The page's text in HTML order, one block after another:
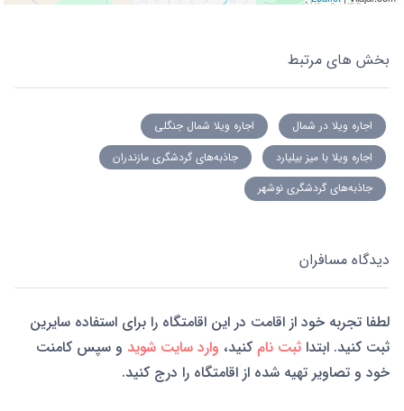
بخش های مرتبط
اجاره ویلا در شمال
اجاره ویلا شمال جنگلی
اجاره ویلا با میز بیلیارد
جاذبه‌های گردشگری مازندران
جاذبه‌های گردشگری نوشهر
دیدگاه مسافران
لطفا تجربه خود از اقامت در این اقامتگاه را برای استفاده سایرین
ثبت کنید. ابتدا ثبت نام کنید، وارد سایت شوید و سپس کامنت
خود و تصاویر تهیه شده از اقامتگاه را درج کنید.